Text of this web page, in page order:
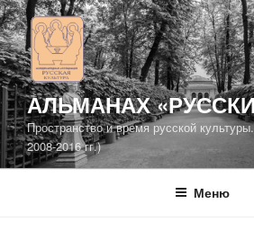
Перейти
к
содержимому
АЛЬМАНАХ
Пространство и время русской
2008-2016 гг.)
Меню